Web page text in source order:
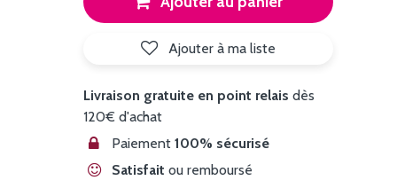
Ajouter à ma liste
Livraison gratuite en point relais dès
120€ d'achat
Paiement 100% sécurisé
Satisfait ou remboursé